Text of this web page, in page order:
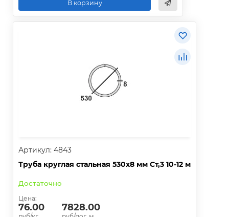
В корзину
Артикул: 4843
Труба круглая стальная 530х8 мм Ст,3 10-12 м
Достаточно
Цена:
76.00 7828.00